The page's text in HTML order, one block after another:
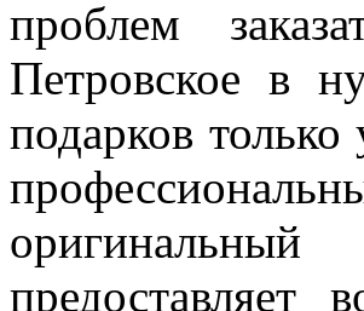
проблем
Петровское в
подарков
предоставляет